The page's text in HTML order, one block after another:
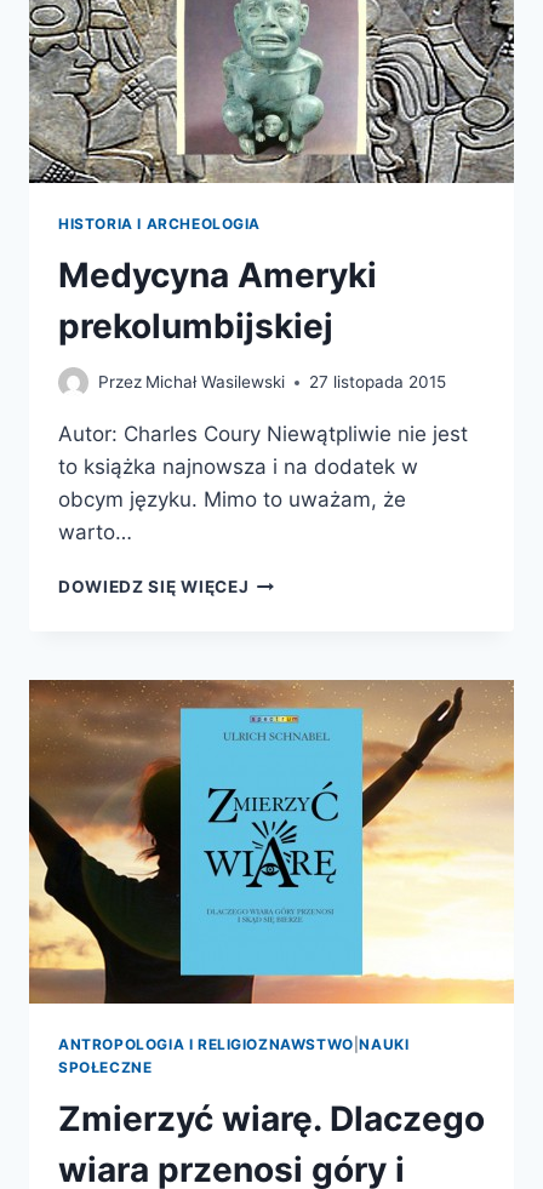
HISTORIA I ARCHEOLOGIA
Medycyna Ameryki
prekolumbijskiej
Przez Michał Wasilewski 27 listopada 2015
Autor: Charles Coury Niewątpliwie nie jest
to książka najnowsza i na dodatek w
obcym języku. Mimo to uważam, że
warto…
DOWIEDZ SIĘ WIĘCEJ MEDYCYNA
ANTROPOLOGIA I RELIGIOZNAWSTWO |NAUKI
SPOŁECZNE
Zmierzyć wiarę. Dlaczego
wiara przenosi góry i